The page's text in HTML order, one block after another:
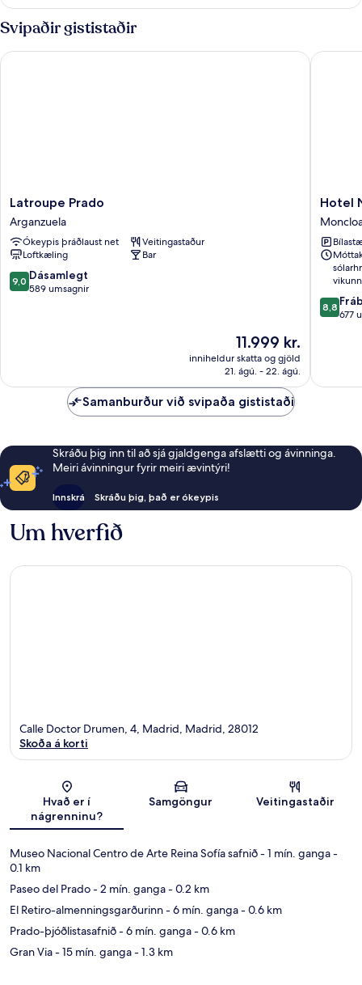
fyrir
fjóra
Svipaðir gististaðir
Latroupe
Prado
Arganzuela
Latroupe Prado
Arganzuela
Ókeypis þráðlaust net
Veitingastaður
Loftkæling
Bar
9.0
af
9,0 Dásamlegt
589 umsagnir
Verðið
er
11.999 kr.
11.999 kr.
inniheldur skatta og gjöld
21. ágú. - 22. ágú.
Latroupe Prado
Hotel
Nido
Príncipe
Pío
Moncloa
Hotel
8.8
af
8,8
677
Hotel
Samanburður við svipaða gististaði
Skráðu þig inn til að sjá gjaldgenga afslætti og ávinninga.
Meiri ávinningur fyrir meiri ævintýri!
Innskrá Skráðu þig, það er ókeypis
Um hverfið
Kort
Calle Doctor Drumen, 4, Madrid, Madrid, 28012
Skoða á korti
Hvað er í
nágrenninu?
Samgöngur Veitingastaðir
Museo Nacional Centro de Arte Reina Sofía safnið- 1 mín. ganga-
0.1 km
Paseo del Prado- 2 mín. ganga- 0.2 km
El Retiro-almenningsgarðurinn- 6 mín. ganga- 0.6 km
Prado-þjóðlistasafnið- 6 mín. ganga- 0.6 km
Gran Via- 15 mín. ganga- 1.3 km